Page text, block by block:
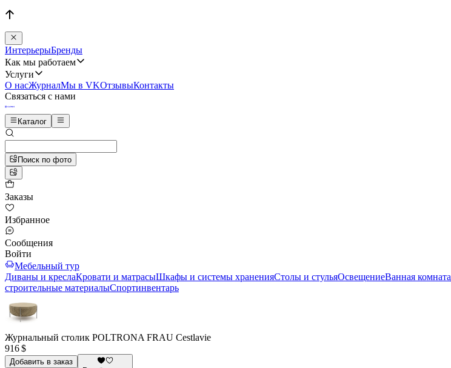
ИнтерьерыБренды
Как мы работаем
Услуги
О насЖурналМы в VKОтзывыКонтакты
Связаться с нами
Каталог
Поиск по фото
Заказы
Избранное
Сообщения
Войти
Мебельный тур
Диваны и креслаКровати и матрасыШкафы и системы храненияСтолы и стульяОсвещениеВанная комната
строительные материалыСпортинвентарь
Журнальный столик POLTRONA FRAU Cestlavie
916 $
Добавить в заказ